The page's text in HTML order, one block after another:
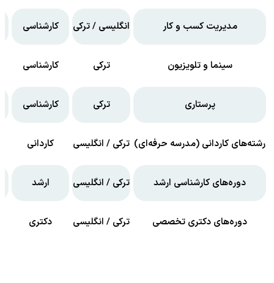
مدیریت کسب و کار انگلیسی / ترکی کارشناسی
سینما و تلویزیون ترکی کارشناسی
پرستاری ترکی کارشناسی
رشته‌های کاردانی (مدرسه حرفه‌ای) ترکی / انگلیسی کاردانی
دوره‌های کارشناسی ارشد ترکی / انگلیسی ارشد
دوره‌های دکتری تخصصی ترکی / انگلیسی دکتری